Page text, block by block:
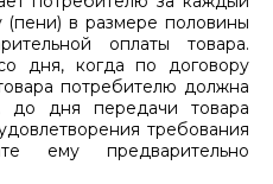
(пени) в размере половины
оплаты товара.
дня, когда по договору
потребителю должна
до дня передачи товара
требования
ему предварительно